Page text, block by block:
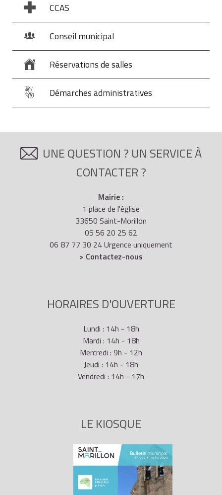
CCAS
Conseil municipal
Réservations de salles
Démarches administratives
UNE QUESTION ? UN SERVICE À
CONTACTER ?
Mairie :
1 place de l'église
33650 Saint-Morillon
05 56 20 25 62
06 87 77 30 24 Urgence uniquement
> Contactez-nous
HORAIRES D'OUVERTURE
Lundi : 14h - 18h
Mardi : 14h - 18h
Mercredi : 9h - 12h
Jeudi : 14h - 18h
Vendredi : 14h - 17h
LE KIOSQUE